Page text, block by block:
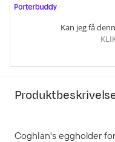
Kan jeg få
Coghlan's eggholder